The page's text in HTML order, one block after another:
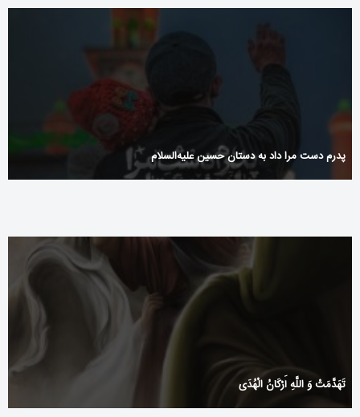
پدرم دست مرا داد به دستان حسین علیه‌السلام
تَهَدَّمَتْ وَ اللَّهِ أَرْكَانُ الْهُدَى